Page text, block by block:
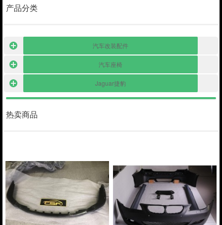
产品分类
汽车改装配件
汽车座椅
Jaguar捷豹
热卖商品